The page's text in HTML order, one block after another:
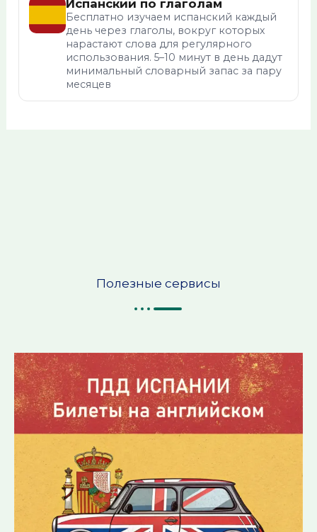
Испанский по глаголам
Бесплатно изучаем испанский каждый
день через глаголы, вокруг которых
нарастают слова для регулярного
использования. 5–10 минут в день дадут
минимальный словарный запас за пару
месяцев
Полезные сервисы